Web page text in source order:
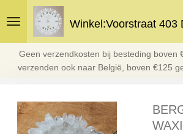
direct
hoofdinhoud
Winkel:Voorstraat
Geen verzendkosten bij besteding boven
verzenden ook naar België, boven €125